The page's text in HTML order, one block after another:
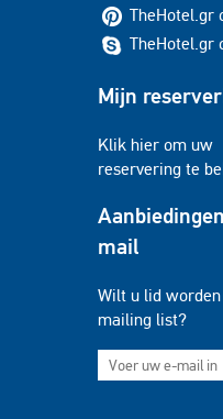
TheHotel.gr
TheHotel.gr
Mijn
Klik hier om uw
reservering te
mail
Wilt u lid worden
mailing list?